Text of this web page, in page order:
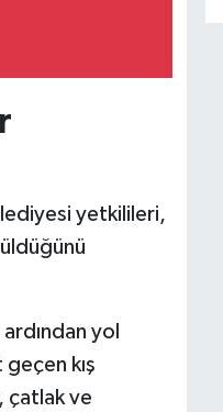
yetkilileri,
yol
kış
çatlak ve